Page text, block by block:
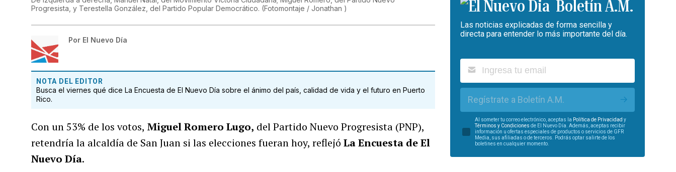
Progresista, y Terestella González, del Partido Popular Democrático. (Fotomontaje / Jonathan )
Por El Nuevo Día
NOTA DEL EDITOR
Busca el viernes qué dice La Encuesta de El Nuevo Día sobre el ánimo del país, calidad de vida y el futuro en Puerto
Rico.
Con un 53% de los votos, Miguel Romero Lugo, del Partido Nuevo Progresista (PNP),
retendría la alcaldía de San Juan si las elecciones fueran hoy, reflejóLa Encuesta de El
Nuevo Día.
Boletín A.M.
Las noticias explicadas de forma sencilla y
directa para entender lo más importante del día.
Regístrate a Boletín A.M.
Al someter tu correo electrónico, aceptas la Política de Privacidad y
Términos y Condiciones de El Nuevo Día. Además, aceptas recibir
información u ofertas especiales de productos o servicios de GFR
Media, sus afiliadas o de terceros. Podrás optar salirte de los
boletines en cualquier momento.